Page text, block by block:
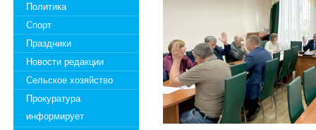
Политика
Спорт
Праздники
Новости редакции
Сельское хозяйство
Прокуратура
информирует